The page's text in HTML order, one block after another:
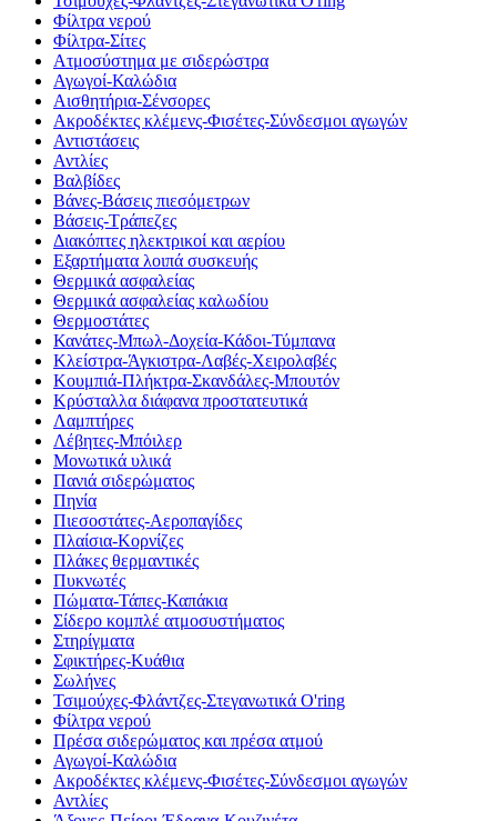
Φίλτρα νερού
Φίλτρα-Σίτες
Ατμοσύστημα με σιδερώστρα
Αγωγοί-Καλώδια
Αισθητήρια-Σένσορες
Ακροδέκτες κλέμενς-Φισέτες-Σύνδεσμοι αγωγών
Αντιστάσεις
Αντλίες
Βαλβίδες
Βάνες-Βάσεις πιεσόμετρων
Βάσεις-Τράπεζες
Διακόπτες ηλεκτρικοί και αερίου
Εξαρτήματα λοιπά συσκευής
Θερμικά ασφαλείας
Θερμικά ασφαλείας καλωδίου
Θερμοστάτες
Κανάτες-Μπωλ-Δοχεία-Κάδοι-Τύμπανα
Κλείστρα-Άγκιστρα-Λαβές-Χειρολαβές
Κουμπιά-Πλήκτρα-Σκανδάλες-Μπουτόν
Κρύσταλλα διάφανα προστατευτικά
Λαμπτήρες
Λέβητες-Μπόιλερ
Μονωτικά υλικά
Πανιά σιδερώματος
Πηνία
Πιεσοστάτες-Αεροπαγίδες
Πλαίσια-Κορνίζες
Πλάκες θερμαντικές
Πυκνωτές
Πώματα-Τάπες-Καπάκια
Σίδερο κομπλέ ατμοσυστήματος
Στηρίγματα
Σφικτήρες-Κυάθια
Σωλήνες
Τσιμούχες-Φλάντζες-Στεγανωτικά O'ring
Φίλτρα νερού
Πρέσα σιδερώματος και πρέσα ατμού
Αγωγοί-Καλώδια
Ακροδέκτες κλέμενς-Φισέτες-Σύνδεσμοι αγωγών
Αντλίες